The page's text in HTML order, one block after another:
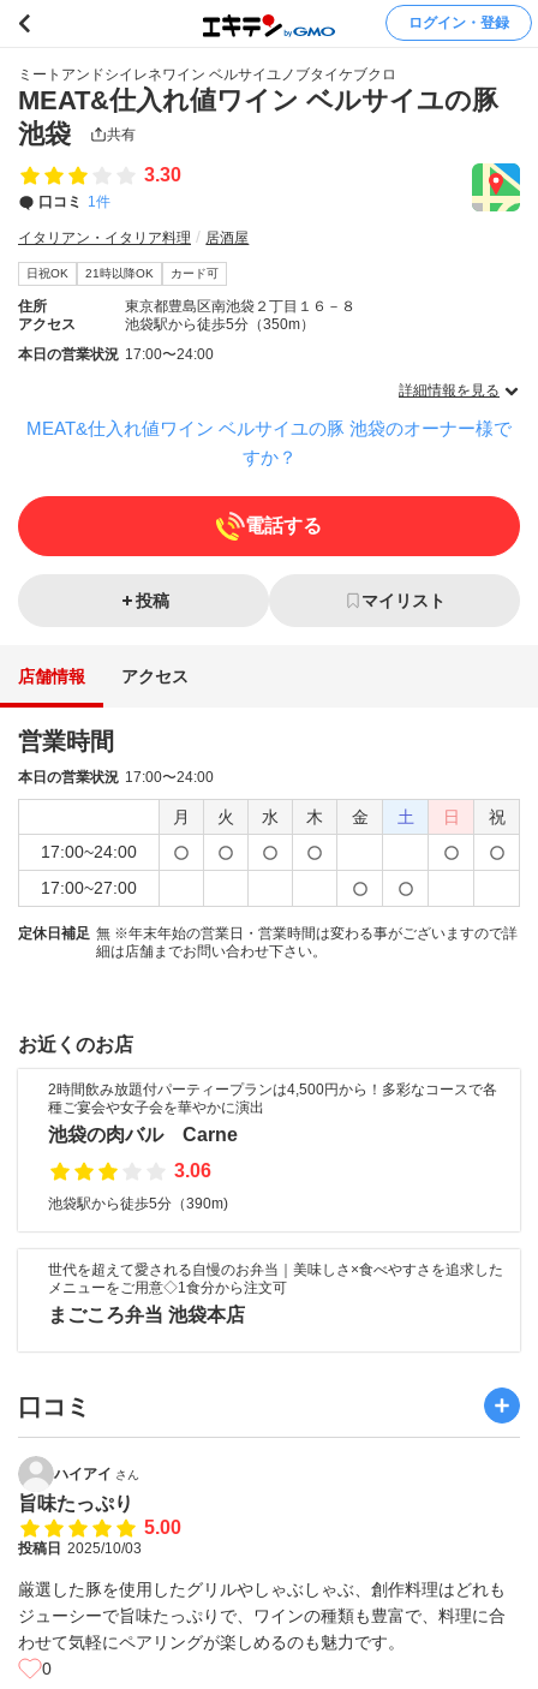
ログイン・登録
ミートアンドシイレネワイン ベルサイユノブタイケブクロ
MEAT&仕入れ値ワイン ベルサイユの豚
池袋
共有
3.30
口コミ 1件
イタリアン・イタリア料理 居酒屋
日祝OK 21時以降OK カード可
住所
東京都豊島区南池袋２丁目１６－８
アクセス
池袋駅から徒歩5分（350m）
本日の営業状況 17:00〜24:00
詳細情報を見る
MEAT&仕入れ値ワイン ベルサイユの豚 池袋のオーナー様で
すか？
電話する
投稿 マイリスト
店舗情報 アクセス
営業時間
本日の営業状況 17:00〜24:00
月 火 水 木 金 土 日
祝
17:00~24:00
17:00~27:00
定休日補足 無 ※年末年始の営業日・営業時間は変わる事がございますので詳
細は店舗までお問い合わせ下さい。
お近くのお店
2時間飲み放題付パーティープランは4,500円から！多彩なコースで各
種ご宴会や女子会を華やかに演出
池袋の肉バル Carne
3.06
池袋駅から徒歩5分（390m)
世代を超えて愛される自慢のお弁当｜美味しさ×食べやすさを追求した
メニューをご用意◇1食分から注文可
まごころ弁当 池袋本店
口コミ
ハイアイ さん
旨味たっぷり
5.00
投稿日 2025/10/03
厳選した豚を使用したグリルやしゃぶしゃぶ、創作料理はどれも
ジューシーで旨味たっぷりで、ワインの種類も豊富で、料理に合
わせて気軽にペアリングが楽しめるのも魅力です。
0